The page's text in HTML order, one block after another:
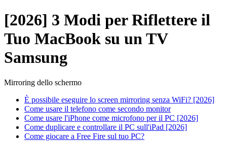
[2026] 3 Modi per Riflettere il
Tuo MacBook su un TV
Samsung
Mirroring dello schermo
È possibile eseguire lo screen mirroring senza WiFi? [2026]
Come usare il telefono come secondo monitor
Come usare l'iPhone come microfono per il PC [2026]
Come duplicare e controllare il PC sull'iPad [2026]
Come giocare a Free Fire sul tuo PC?